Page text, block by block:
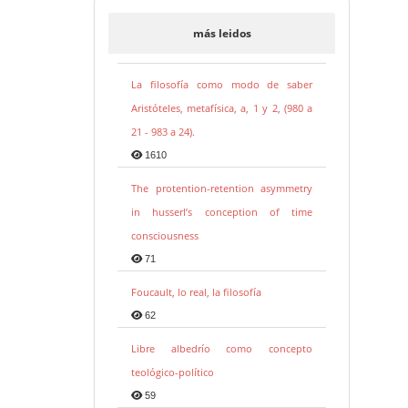
más leidos
La filosofía como modo de saber
Aristóteles, metafísica, a, 1 y 2, (980 a
21 - 983 a 24).
1610
The protention-retention asymmetry
in husserl’s conception of time
consciousness
71
Foucault, lo real, la filosofía
62
Libre albedrío como concepto
teológico-político
59